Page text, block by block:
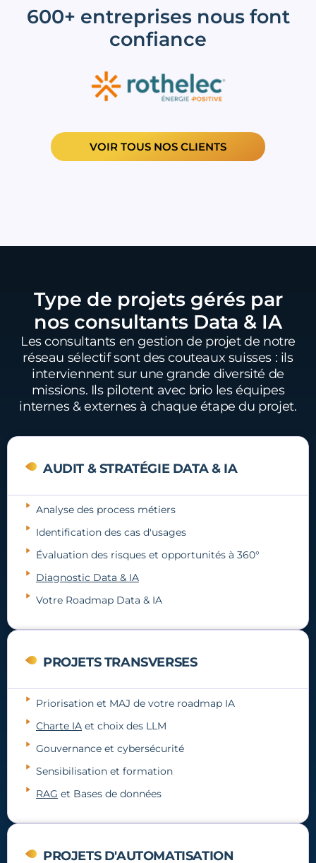
600+ entreprises nous font
confiance
VOIR TOUS NOS CLIENTS
Type de projets gérés par
nos consultants Data & IA
Les consultants en gestion de projet de notre
réseau sélectif sont des couteaux suisses : ils
interviennent sur une grande diversité de
missions. Ils pilotent avec brio les équipes
internes & externes à chaque étape du projet.
AUDIT & STRATÉGIE DATA & IA
Analyse des process métiers
Identification des cas d'usages
Évaluation des risques et opportunités à 360°
Diagnostic Data & IA
Votre Roadmap Data & IA
PROJETS TRANSVERSES
Priorisation et MAJ de votre roadmap IA
Charte IA et choix des LLM
Gouvernance et cybersécurité
Sensibilisation et formation
RAG et Bases de données
PROJETS D'AUTOMATISATION